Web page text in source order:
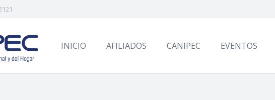
INICIO AFILIADOS CANIPEC EVENTOS